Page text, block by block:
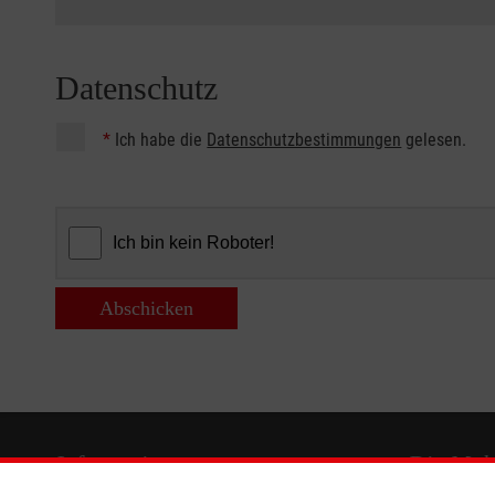
Datenschutz
* Ich habe die Datenschutzbestimmungen gelesen.
Abschicken
Informationen Die